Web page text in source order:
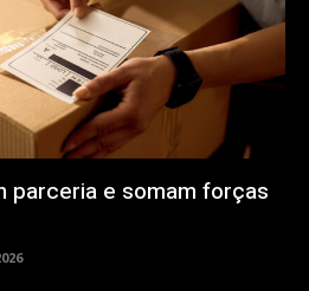
parceria e somam forças